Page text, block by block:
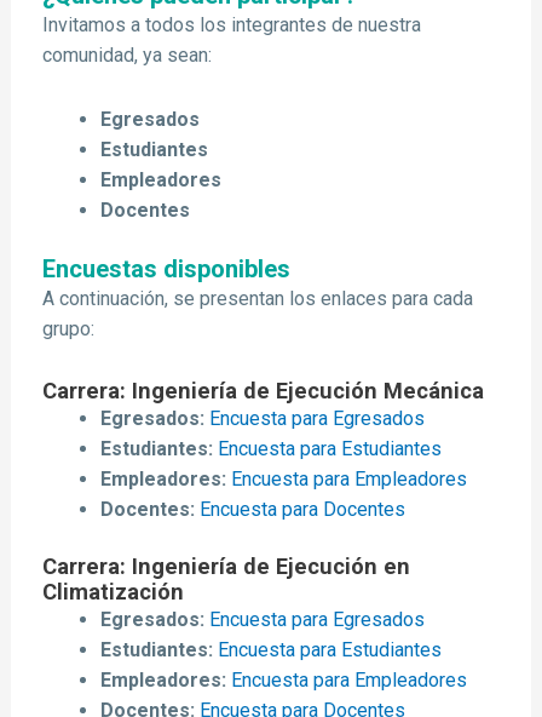
Invitamos a todos los integrantes de nuestra
comunidad, ya sean:
Egresados
Estudiantes
Empleadores
Docentes
Encuestas disponibles
A continuación, se presentan los enlaces para cada
grupo:
Carrera: Ingeniería de Ejecución Mecánica
Egresados: Encuesta para Egresados
Estudiantes: Encuesta para Estudiantes
Empleadores: Encuesta para Empleadores
Docentes: Encuesta para Docentes
Carrera: Ingeniería de Ejecución en
Climatización
Egresados: Encuesta para Egresados
Estudiantes: Encuesta para Estudiantes
Empleadores: Encuesta para Empleadores
Docentes: Encuesta para Docentes